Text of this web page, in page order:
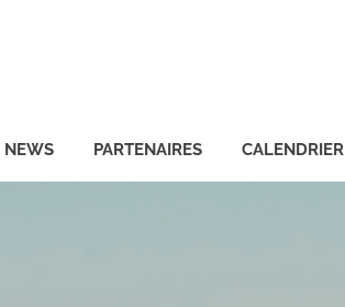
NEWS PARTENAIRES CALENDRIER